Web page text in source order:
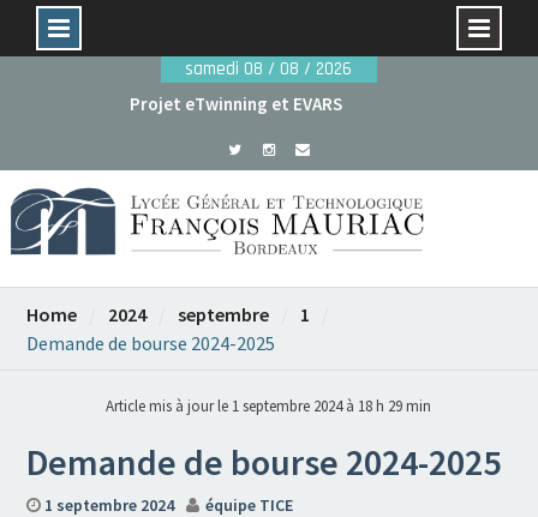
samedi 08 / 08 / 2026
Projet eTwinning et EVARS
2026
Home 2024 septembre
1
Demande de bourse 2024-2025
Article mis à jour le 1 septembre 2024 à 18 h 29 min
Demande de bourse 2024-2025
1 septembre 2024 équipe TICE